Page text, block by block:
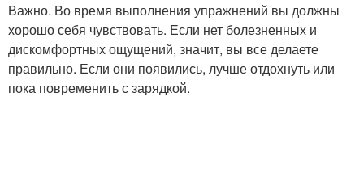
Важно. Во время выполнения упражнений вы должны
хорошо себя чувствовать. Если нет болезненных и
дискомфортных ощущений, значит, вы все делаете
правильно. Если они появились, лучше отдохнуть или
пока повременить с зарядкой.